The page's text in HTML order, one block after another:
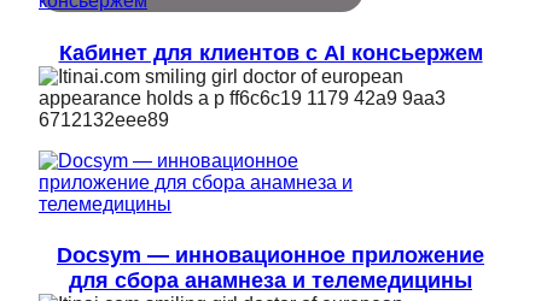
Кабинет для клиентов с AI консьержем
Docsym — инновационное приложение
для сбора анамнеза и телемедицины